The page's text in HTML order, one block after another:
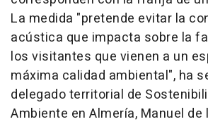
La medida "pretende evitar la
acústica que impacta sobre la
los visitantes que vienen a un
máxima calidad ambiental", ha
delegado territorial de
Ambiente en Almería, Manuel de